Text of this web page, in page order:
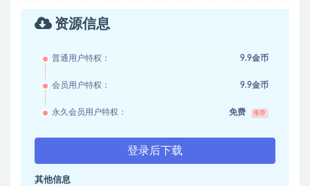
资源信息
普通用户特权： 9.9金币
会员用户特权： 9.9金币
永久会员用户特权： 免费 推荐
登录后下载
其他信息